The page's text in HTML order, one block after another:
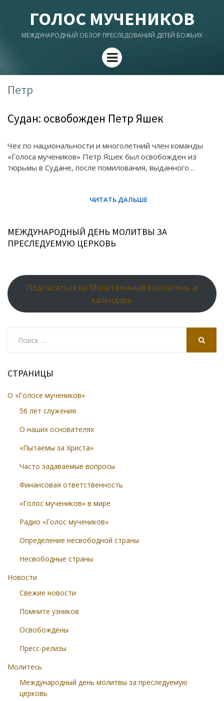
ГОЛОС МУЧЕНИКОВ
МЕЖДУНАРОДНЫЙ ОБЗОР ПРЕСЛЕДОВАНИЙ ДЕТЕЙ БОЖЬИХ
Menu
Петр
Судан: освобожден Петр Яшек
Чех по национальности и многолетний член команды
«Голоса мучеников» Петр Яшек был освобожден из
тюрьмы в Судане, после помилования, выданного…
МЕЖДУНАРОДНЫЙ ДЕНЬ МОЛИТВЫ ЗА
ПРЕСЛЕДУЕМУЮ ЦЕРКОВЬ
Подписаться на Молитвенный бюллетень и
календарь
СТРАНИЦЫ
О «Голосе мучеников»
56 лет служения
О наших основателях
«Пытаемы за Христа»
Часто задаваемые вопросы
Финансовая ответственность
«Голос мучеников» в мире
Радио «Голос мучеников»
Определение несвободной страны
Несвободные страны
Новости
Свежие новости
Помните узников
Освобождены
Пресс-релизы
Молитесь
Международный день молитвы за преследуемую
церковь